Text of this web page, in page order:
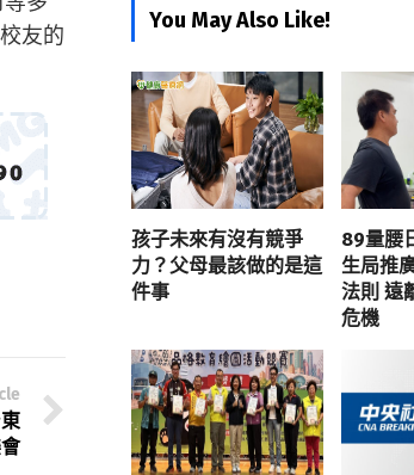
友的
You May Also Like!
孩子未來有沒有競爭
力？父母最該做的是這
件事
89量腰
生局推
法則 遠
危機